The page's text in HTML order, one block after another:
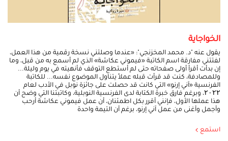
الخواجاية
يقول عنه "د. محمد المخزنجي": «عندما وصلتني نسخة رقمية من هذا العمل،
لفتتني مفارقة اسم الكاتبة «فيموني عكاشة» الذي لم أسمع به من قبل، وما
إن بدأت أقرأ أولى صفحاته حتى لم أستطع التوقف فأنهيته في يوم وليلة...
وللمصادفة، كنت قد قرأت قبله عملاً يتناول الموضوع نفسه... للكاتبة
الفرنسية «آني إرنو» التي كانت قد حصلت على جائزة نوبل في الأدب لعام
۲۰۲۲، وبرغم فارق خبرة الكتابة لدى الفرنسية النوبلية، وكاتبتنا التي وضح أن
هذا عملها الأول، فإنني أقرر بكل اطمئنان، أن عمل فيموني عكاشة أرحب
وأجمل وأغنى من عمل آني إرنو، برغم أن التيمة واحدة
استمع